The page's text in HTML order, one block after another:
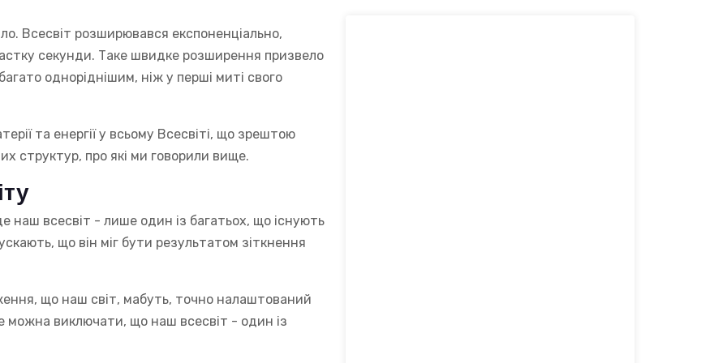
Всесвіт розширювався експоненціально,
секунди. Таке швидке розширення призвело
одноріднішим, ніж у перші миті свого
та енергії у всьому Всесвіті, що зрештою
структур, про які ми говорили вище.
наш всесвіт - лише один із багатьох, що існують
що він міг бути результатом зіткнення
що наш світ, мабуть, точно налаштований
можна виключати, що наш всесвіт - один із